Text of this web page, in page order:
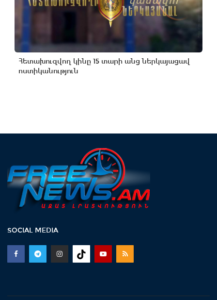
Հետախուզվող կինը 15 տարի անց ներկայացավ
ոստիկանություն
SOCIAL MEDIA